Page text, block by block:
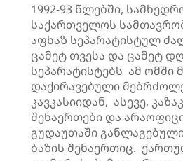
1992-93 წლებში,
საქართველოს
აფხაზ სეპარატისტულ
ცამეტ თვესა და ცამეტ
სეპარატისტებს ამ ომში
დაქირავებული
კავკასიიდან, ასევე,
შენაერთები და
გუდაუთაში
ბაზის შენაერთიც.